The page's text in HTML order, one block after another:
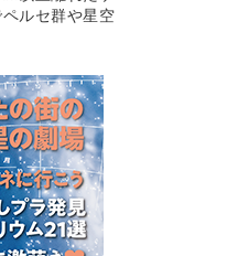
ルセ群や星空